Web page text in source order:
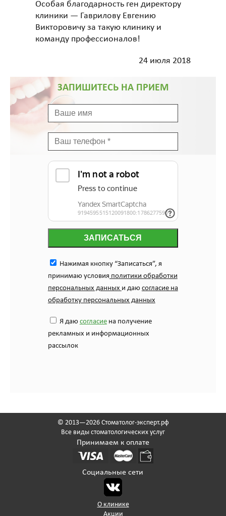
Особая благодарность ген директору
клиники — Гаврилову Евгению
Викторовичу за такую клинику и
команду профессионалов!
24 июля 2018
ЗАПИШИТЕСЬ НА ПРИЕМ
ЗАПИСАТЬСЯ
Нажимая кнопку “Записаться”, я
принимаю условия политики обработки
персональных данных и даю согласие на
обработку персональных данных
Я даю согласиена получение
рекламных и информационных
рассылок
© 2013—2026 Стоматолог-эксперт.рф
Все виды стоматологических услуг
О клинике
Акции
Принимаем к оплате
Социальные сети